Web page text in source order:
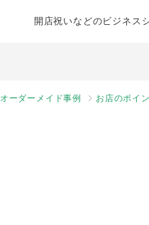
開店祝いなどのビジネス
オーダーメイド事例 お店のポイ